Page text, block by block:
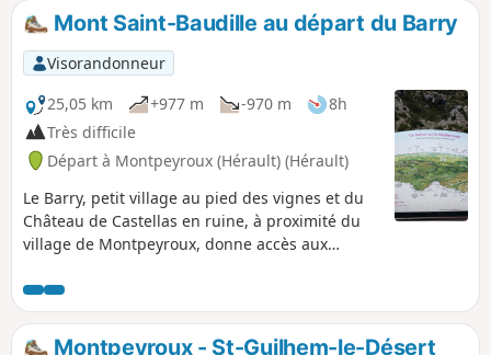
Mont Saint-Baudille au départ du Barry
Visorandonneur
25,05 km
+977 m -970 m
8h
Très difficile
Départ à Montpeyroux (Hérault) (Hérault)
Le Barry, petit village au pied des vignes et du
Château de Castellas en ruine, à proximité du
village de Montpeyroux, donne accès aux
des vignes, de la bergerie La Font du Griffe
pour rejoindre le GR® 74 vers le mythique Mont
Saint-Baudille. Depuis ce lieu le point de vue
Montpeyroux - St-Guilhem-le-Désert